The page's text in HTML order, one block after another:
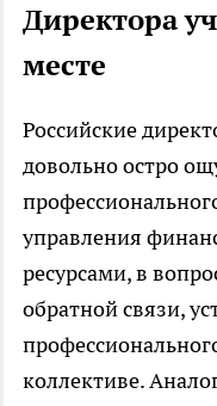
Директора
месте
Российские
довольно остро
управления
ресурсами, в
обратной связи,
коллективе.